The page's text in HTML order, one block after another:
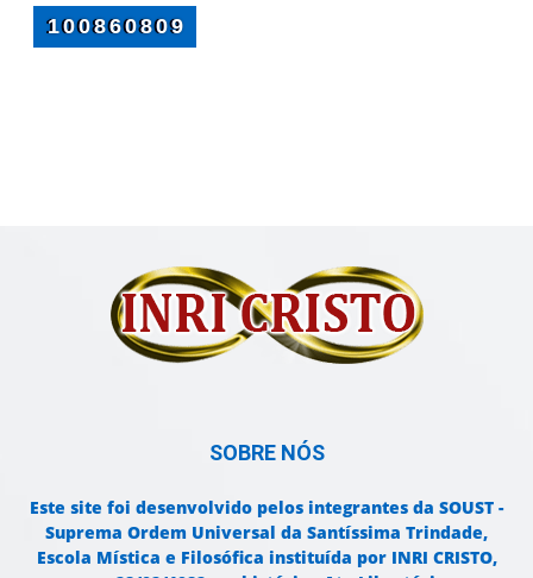
SOBRE NÓS
Este site foi desenvolvido pelos integrantes da SOUST -
Suprema Ordem Universal da Santíssima Trindade,
Escola Mística e Filosófica instituída por INRI CRISTO,